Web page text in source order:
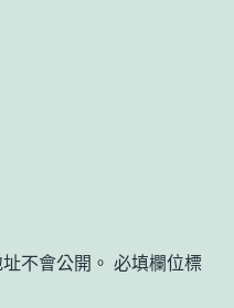
不會公開。 必填欄位標